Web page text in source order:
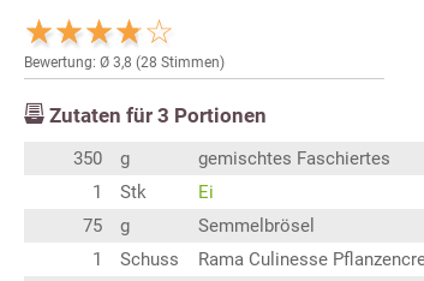
Bewertung: Ø 3,8 (28 Stimmen)
Zutaten für 3 Portionen
350 g
gemischtes Faschiertes
1
Stk
Ei
75
g
Semmelbrösel
1
Schuss
Rama Culinesse